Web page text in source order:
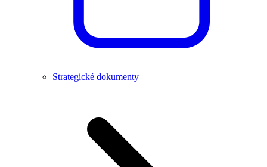
Strategické dokumenty